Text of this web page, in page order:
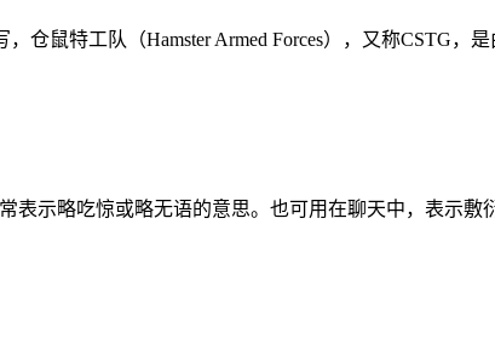
仓鼠特工队（Hamster Armed Forces），又称CSTG，
表示略吃惊或略无语的意思。也可用在聊天中，表示敷